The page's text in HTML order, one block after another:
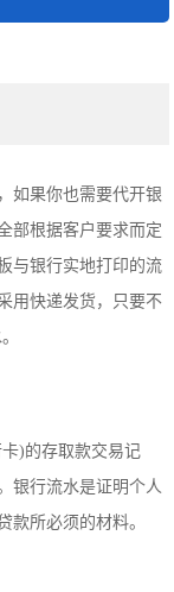
如果你也需要代开银
部根据客户要求而定
与银行实地打印的流
用快递发货，只要不
)的存取款交易记
银行流水是证明个人
款所必须的材料。